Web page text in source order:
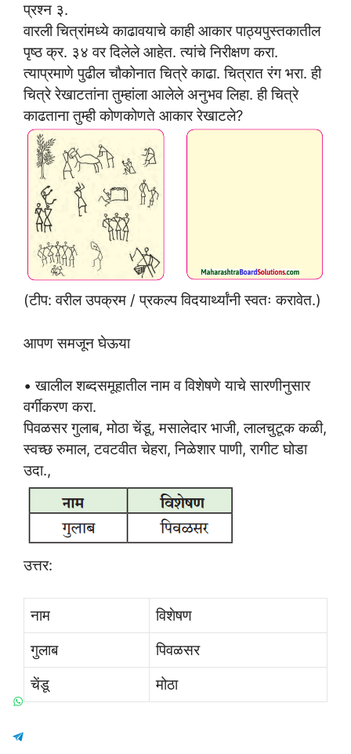
प्रश्न ३.
वारली चित्रांमध्ये काढावयाचे काही आकार पाठ्यपुस्तकातील
पृष्ठ क्र. ३४ वर दिलेले आहेत. त्यांचे निरीक्षण करा.
त्याप्रमाणे पुढील चौकोनात चित्रे काढा. चित्रात रंग भरा. ही
चित्रे रेखाटतांना तुम्हांला आलेले अनुभव लिहा. ही चित्रे
काढताना तुम्ही कोणकोणते आकार रेखाटले?
(टीप: वरील उपक्रम / प्रकल्प विदयार्थ्यांनी स्वतः करावेत.)
आपण समजून घेऊया
• खालील शब्दसमूहातील नाम व विशेषणे याचे सारणीनुसार
वर्गीकरण करा.
पिवळसर गुलाब, मोठा चेंडू, मसालेदार भाजी, लालचुटूक कळी,
स्वच्छ रुमाल, टवटवीत चेहरा, निळेशार पाणी, रागीट घोडा
उदा.,
उत्तर:
नाम
विशेषण
गुलाब
पिवळसर
चेंडू
मोठा